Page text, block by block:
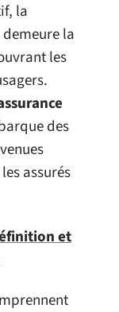
la
demeure la
les
des
assurés
et